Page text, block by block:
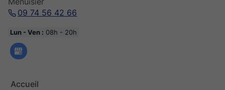
09 74 56 42 66
Lun - Ven : 08h - 20h
Accueil